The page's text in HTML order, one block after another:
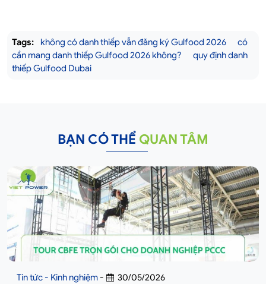
Tags: không có danh thiếp vẫn đăng ký Gulfood 2026
có
cần mang danh thiếp Gulfood 2026 không?
quy định danh
thiếp Gulfood Dubai
BẠN CÓ THỂ QUAN TÂM
Tin tức - Kinh nghiệm - 30/05/2026